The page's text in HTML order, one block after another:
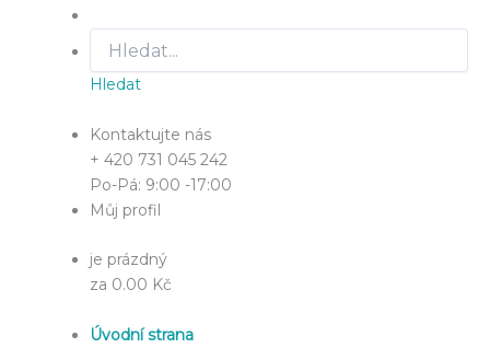
Hledat
Kontaktujte nás
+ 420 731 045 242
Po-Pá: 9:00 -17:00
Můj profil
je prázdný
za 0.00 Kč
Úvodní strana